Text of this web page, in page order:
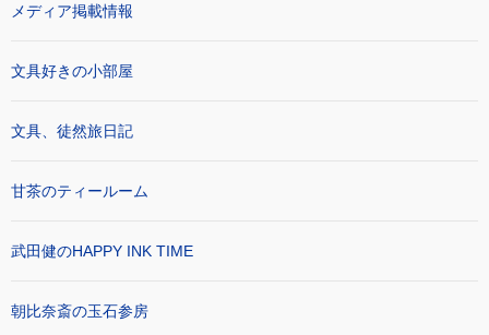
メディア掲載情報
文具好きの小部屋
文具、徒然旅日記
甘茶のティールーム
武田健のHAPPY INK TIME
朝比奈斎の玉石参房